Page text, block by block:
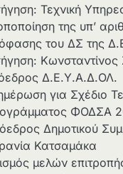
Τεχνική
της υπ’
του ΔΣ της
Δ.Ε.Υ.Α.Δ.ΟΛ.
για Σχέδιο
ΦΟΔΣΑ
Δημοτικού
Κατσαμάκα
μελών